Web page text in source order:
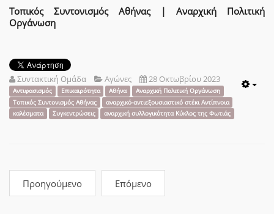
Τοπικός Συντονισμός Αθήνας | Αναρχική Πολιτική
Οργάνωση
Συντακτική Ομάδα Αγώνες 28 Οκτωβρίου 2023
Αντιφασισμός Επικαιρότητα Αθήνα
Αναρχική Πολιτική Οργάνωση
Τοπικός Συντονισμός Αθήνας
αναρχικό-αντιεξουσιαστικό στέκι Αντίπνοια
καλέσματα
Συγκεντρώσεις αναρχική συλλογικότητα Κύκλος της Φωτιάς
Προηγούμενο Επόμενο